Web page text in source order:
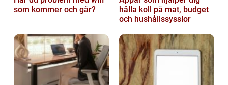
som kommer och går?
hålla koll på mat, budget
och hushållssysslor